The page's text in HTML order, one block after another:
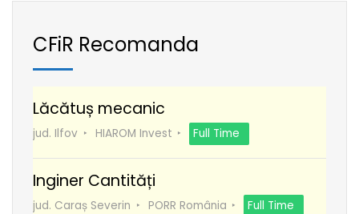
CFiR Recomanda
Lăcătuș mecanic
jud. Ilfov HIAROM Invest Full Time
Inginer Cantități
jud. Caraș Severin PORR România Full Time